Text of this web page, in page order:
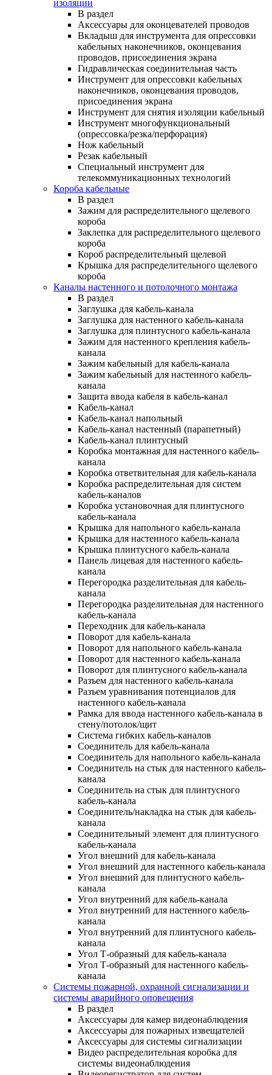
изоляции
В раздел
Аксессуары для оконцевателей проводов
Вкладыш для инструмента для опрессовки
кабельных наконечников, оконцевания
проводов, присоединения экрана
Гидравлическая соединительная часть
Инструмент для опрессовки кабельных
наконечников, оконцевания проводов,
присоединения экрана
Инструмент для снятия изоляции кабельный
Инструмент многофункциональный
(опрессовка/резка/перфорация)
Нож кабельный
Резак кабельный
Специальный инструмент для
телекоммуникационных технологий
Короба кабельные
В раздел
Зажим для распределительного щелевого
короба
Заклепка для распределительного щелевого
короба
Короб распределительный щелевой
Крышка для распределительного щелевого
короба
Каналы настенного и потолочного монтажа
В раздел
Заглушка для кабель-канала
Заглушка для настенного кабель-канала
Заглушка для плинтусного кабель-канала
Зажим для настенного крепления кабель-
канала
Зажим кабельный для кабель-канала
Зажим кабельный для настенного кабель-
канала
Защита ввода кабеля в кабель-канал
Кабель-канал
Кабель-канал напольный
Кабель-канал настенный (парапетный)
Кабель-канал плинтусный
Коробка монтажная для настенного кабель-
канала
Коробка ответвительная для кабель-канала
Коробка распределительная для систем
кабель-каналов
Коробка установочная для плинтусного
кабель-канала
Крышка для напольного кабель-канала
Крышка для настенного кабель-канала
Крышка плинтусного кабель-канала
Панель лицевая для настенного кабель-
канала
Перегородка разделительная для кабель-
канала
Перегородка разделительная для настенного
кабель-канала
Переходник для кабель-канала
Поворот для кабель-канала
Поворот для напольного кабель-канала
Поворот для настенного кабель-канала
Поворот для плинтусного кабель-канала
Разъем для настенного кабель-канала
Разъем уравнивания потенциалов для
настенного кабель-канала
Рамка для ввода настенного кабель-канала в
стену/потолок/щит
Система гибких кабель-каналов
Соединитель для кабель-канала
Соединитель для напольного кабель-канала
Соединитель на стык для настенного кабель-
канала
Соединитель на стык для плинтусного
кабель-канала
Соединитель/накладка на стык для кабель-
канала
Соединительный элемент для плинтусного
кабель-канала
Угол внешний для кабель-канала
Угол внешний для настенного кабель-канала
Угол внешний для плинтусного кабель-
канала
Угол внутренний для кабель-канала
Угол внутренний для настенного кабель-
канала
Угол внутренний для плинтусного кабель-
канала
Угол Т-образный для кабель-канала
Угол Т-образный для настенного кабель-
канала
Системы пожарной, охранной сигнализации и
системы аварийного оповещения
В раздел
Аксессуары для камер видеонаблюдения
Аксессуары для пожарных извещателей
Аксессуары для системы сигнализации
Видео распределительная коробка для
системы видеонаблюдения